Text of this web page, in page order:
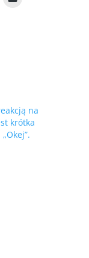
na
krótka